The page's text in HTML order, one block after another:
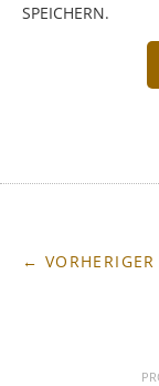
SPEICHERN.
← VORHERIGER